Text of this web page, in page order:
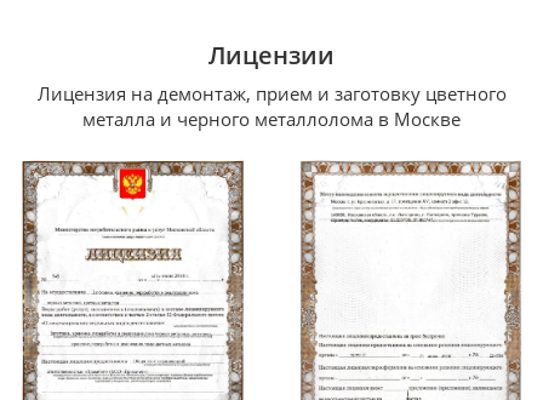
Лицензии
Лицензия на демонтаж, прием и заготовку цветного
металла и черного металлолома в Москве